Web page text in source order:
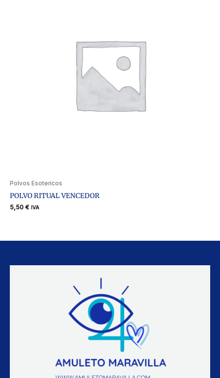
Polvos Esotericos
POLVO RITUAL VENCEDOR
5,50 € IVA